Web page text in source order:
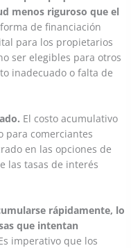
menos riguroso que el
de financiación
para los propietarios
ser elegibles para otros
inadecuado o falta de
El costo acumulativo
para comerciantes
en las opciones de
las tasas de interés
rápidamente, lo
que intentan
imperativo que los